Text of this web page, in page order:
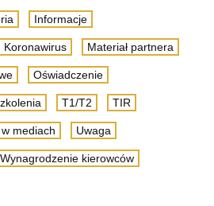
Informacje
Koronawirus Materiał partnera
Oświadczenie
T1/T2 TIR
mediach Uwaga
Wynagrodzenie kierowców